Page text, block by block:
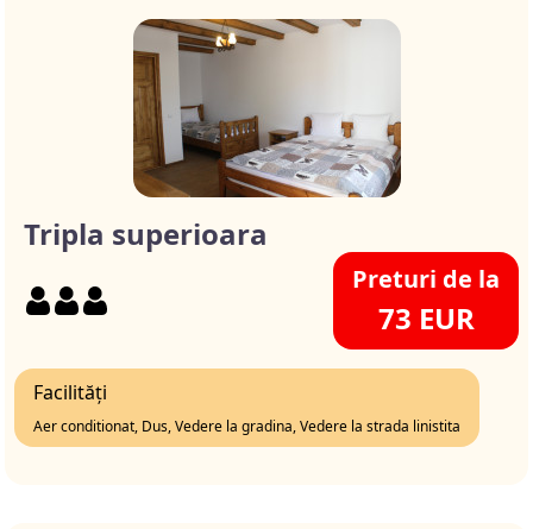
Tripla superioara
Preturi de la
73 EUR
Facilități
Aer conditionat, Dus, Vedere la gradina, Vedere la strada linistita